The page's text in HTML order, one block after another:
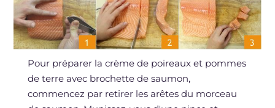
Pour préparer la crème de poireaux et pommes
de terre avec brochette de saumon,
commencez par retirer les arêtes du morceau